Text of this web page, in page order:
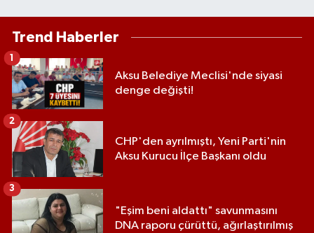
Trend Haberler
Aksu Belediye Meclisi'nde siyasi
denge değişti!
1
CHP'den ayrılmıştı, Yeni Parti'nin
Aksu Kurucu İlçe Başkanı oldu
2
"Eşim beni aldattı" savunmasını
DNA raporu çürüttü, ağırlaştırılmış
3